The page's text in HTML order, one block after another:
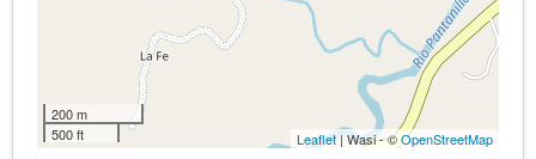
200 m
500 ft
Leaflet | Wasi - ©OpenStreetMap